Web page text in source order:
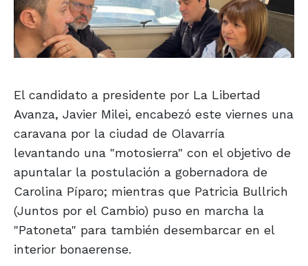
El candidato a presidente por La Libertad
Avanza, Javier Milei, encabezó este viernes una
caravana por la ciudad de Olavarría
levantando una "motosierra" con el objetivo de
apuntalar la postulación a gobernadora de
Carolina Píparo; mientras que Patricia Bullrich
(Juntos por el Cambio) puso en marcha la
"Patoneta" para también desembarcar en el
interior bonaerense.